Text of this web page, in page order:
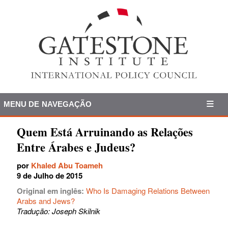
MENU DE NAVEGAÇÃO
Quem Está Arruinando as Relações
Entre Árabes e Judeus?
por Khaled Abu Toameh
9 de Julho de 2015
Original em inglês: Who Is Damaging Relations Between
Arabs and Jews?
Tradução: Joseph Skilnik